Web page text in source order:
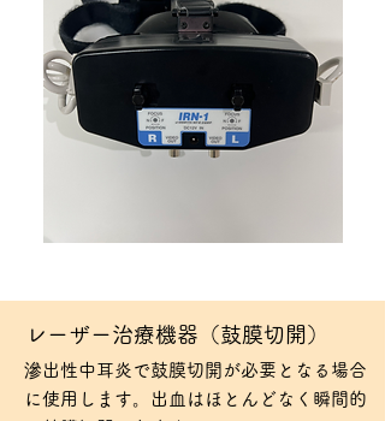
​レーザー治療機器（鼓膜切開）
​滲出性中耳炎で鼓膜切開が必要となる場合
に使用します。出血はほとんどなく瞬間的